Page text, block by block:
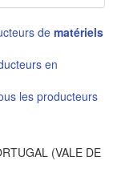
de matériels
en
les producteurs
(VALE DE